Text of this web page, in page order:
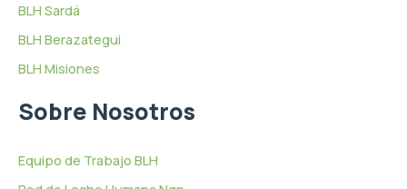
BLH Sardá
BLH Berazategui
BLH Misiones
Sobre Nosotros
Equipo de Trabajo BLH